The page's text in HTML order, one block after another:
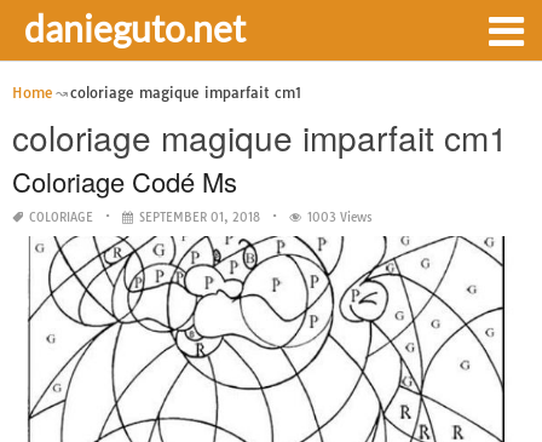
danieguto.net
Home coloriage magique imparfait cm1
coloriage magique imparfait cm1
Coloriage Codé Ms
COLORIAGE SEPTEMBER 01, 2018 1003 Views